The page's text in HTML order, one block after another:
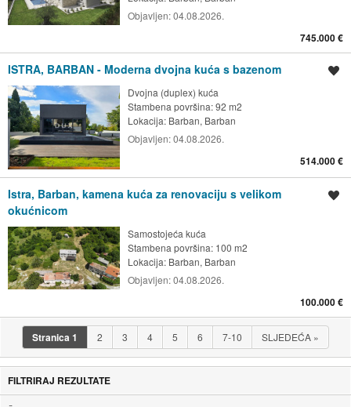
Objavljen:04.08.2026.
745.000 €
ISTRA, BARBAN - Moderna dvojna kuća s bazenom
Dvojna (duplex) kuća
Stambena površina: 92 m2
Lokacija: Barban, Barban
Objavljen:04.08.2026.
514.000 €
Istra, Barban, kamena kuća za renovaciju s velikom
okućnicom
Samostojeća kuća
Stambena površina: 100 m2
Lokacija: Barban, Barban
Objavljen:04.08.2026.
100.000 €
Stranica1 2 3 4 5 6 7-10 SLJEDEĆA »
FILTRIRAJ REZULTATE